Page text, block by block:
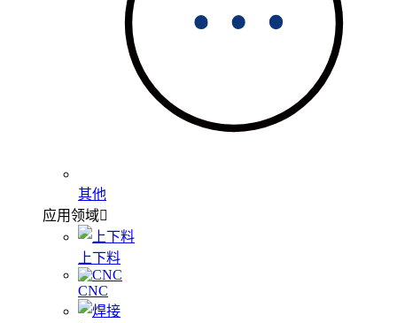
其他
应用领域
上下料
CNC